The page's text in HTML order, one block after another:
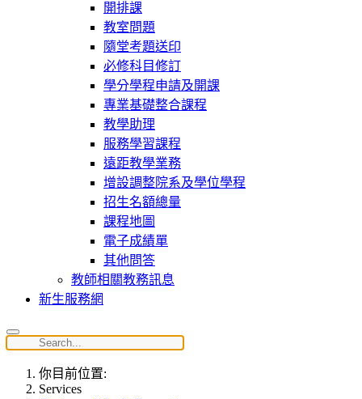
開排課
教室問題
隨堂考題送印
必修科目修訂
學分學程申請及開課
專業基礎整合課程
教學助理
服務學習課程
遠距教學業務
增設調整院系及學位學程
招生名額總量
課程地圖
電子成績單
其他問答
教師相關教務訊息
新生服務網
你目前位置:
Services